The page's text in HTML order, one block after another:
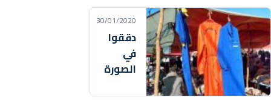
30/01/2020
دققوا
في
الصورة